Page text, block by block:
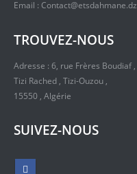
Email : Contact@etsdahmane.dz
TROUVEZ-NOUS
Adresse : 6, rue Frères Boudiaf ,
Tizi Rached , Tizi-Ouzou ,
15550 , Algérie
SUIVEZ-NOUS